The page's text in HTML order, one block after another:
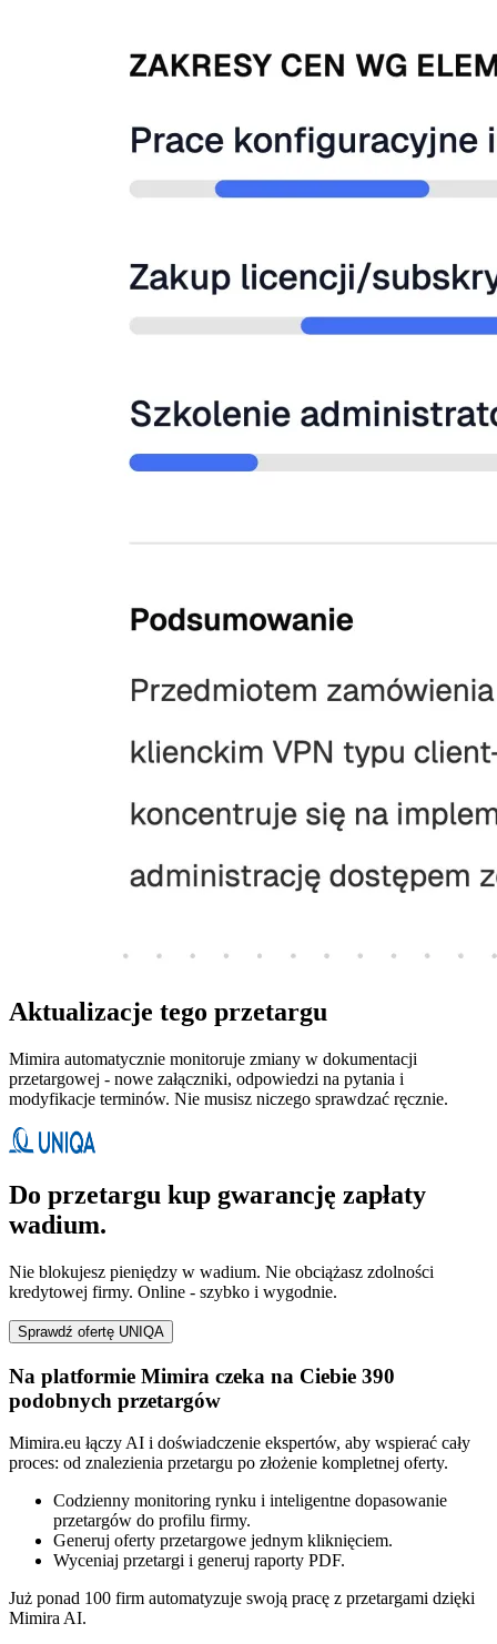
Aktualizacje tego przetargu
Mimira automatycznie monitoruje zmiany w dokumentacji
przetargowej - nowe załączniki, odpowiedzi na pytania i
modyfikacje terminów. Nie musisz niczego sprawdzać ręcznie.
Do przetargu kup gwarancję zapłaty
wadium.
Nie blokujesz pieniędzy w wadium. Nie obciążasz zdolności
kredytowej firmy. Online - szybko i wygodnie.
Sprawdź ofertę UNIQA
Na platformie Mimira czeka na Ciebie 390
podobnych przetargów
Mimira.eu łączy AI i doświadczenie ekspertów, aby wspierać cały
proces: od znalezienia przetargu po złożenie kompletnej oferty.
Codzienny monitoring rynku i inteligentne dopasowanie
przetargów do profilu firmy.
Generuj oferty przetargowe jednym kliknięciem.
Wyceniaj przetargi i generuj raporty PDF.
Już ponad 100 firm automatyzuje swoją pracę z przetargami dzięki
Mimira AI.